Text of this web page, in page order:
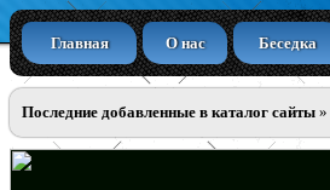
Главная О нас Беседка
Последние добавленные в каталог сайты »